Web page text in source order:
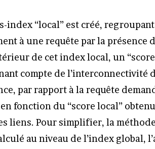
index “local” est créé,
à une requête par la présence
de cet index local, un
compte de l’interconnectivité
par rapport à la requête
fonction du “score local”
liens. Pour simplifier, la
au niveau de l’index global,